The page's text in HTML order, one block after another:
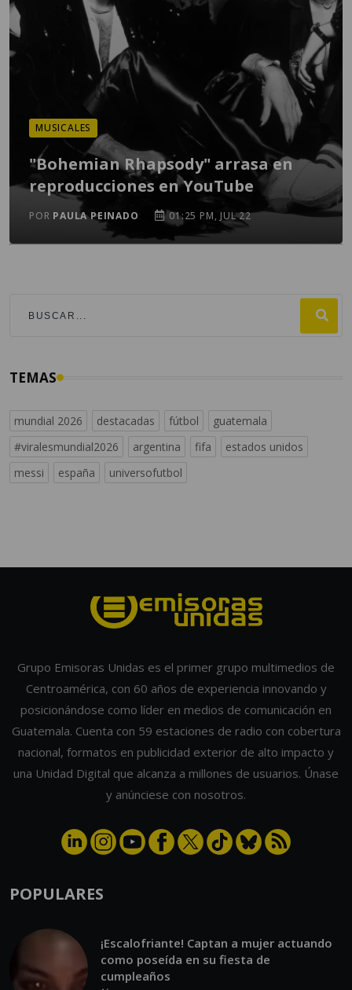
MUSICALES
"Bohemian Rhapsody" arrasa en
reproducciones en YouTube
POR PAULA PEINADO 01:25 PM, JUL 22
TEMAS
mundial 2026 destacadas fútbol
guatemala
#viralesmundial2026
argentina fifa
estados unidos
messi
españa universofutbol
Grupo Emisoras Unidas es el primer grupo multimedios de
Centroamérica, con 60 años de experiencia innovando y
posicionándose como líder en medios de comunicación en
Guatemala. Cuenta con 59 estaciones de radio con cobertura
nacional, formatos en publicidad exterior de alto impacto y
una Unidad Digital que alcanza a millones de usuarios. Únase
y anúnciese con nosotros.
POPULARES
¡Escalofriante! Captan a mujer actuando
como poseída en su fiesta de
cumpleaños